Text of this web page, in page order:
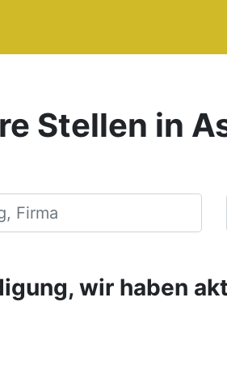
Stellen in
wir haben